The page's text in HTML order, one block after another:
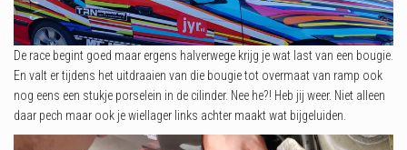
De race begint goed maar ergens halverwege krijg je wat last van een bougie.
En valt er tijdens het uitdraaien van die bougie tot overmaat van ramp ook
nog eens een stukje porselein in de cilinder. Nee he?! Heb jij weer. Niet alleen
daar pech maar ook je wiellager links achter maakt wat bijgeluiden.